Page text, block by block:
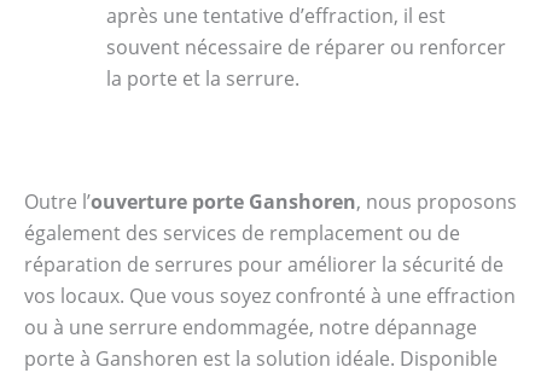
après une tentative d’effraction, il est
souvent nécessaire de réparer ou renforcer
la porte et la serrure.
Outre l’ouverture porte Ganshoren, nous proposons
également des services de remplacement ou de
réparation de serrures pour améliorer la sécurité de
vos locaux. Que vous soyez confronté à une effraction
ou à une serrure endommagée, notre dépannage
porte à Ganshoren est la solution idéale. Disponible